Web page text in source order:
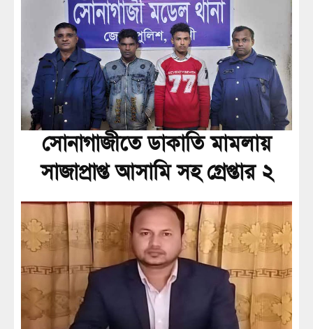
সোনাগাজীতে ডাকাতি মামলায়
সাজাপ্রাপ্ত আসামি সহ গ্রেপ্তার ২